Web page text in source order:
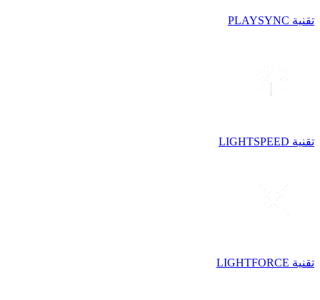
تقنية PLAYSYNC
تقنية LIGHTSPEED
تقنية LIGHTFORCE